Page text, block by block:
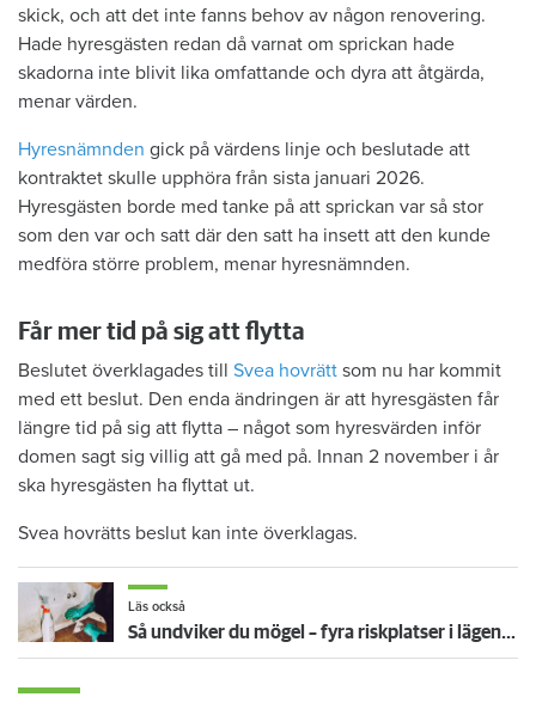
skick, och att det inte fanns behov av någon renovering.
Hade hyresgästen redan då varnat om sprickan hade
skadorna inte blivit lika omfattande och dyra att åtgärda,
menar värden.
Hyresnämnden gick på värdens linje och beslutade att
kontraktet skulle upphöra från sista januari 2026.
Hyresgästen borde med tanke på att sprickan var så stor
som den var och satt där den satt ha insett att den kunde
medföra större problem, menar hyresnämnden.
Får mer tid på sig att flytta
Beslutet överklagades till Svea hovrätt som nu har kommit
med ett beslut. Den enda ändringen är att hyresgästen får
längre tid på sig att flytta – något som hyresvärden inför
domen sagt sig villig att gå med på. Innan 2 november i år
ska hyresgästen ha flyttat ut.
Svea hovrätts beslut kan inte överklagas.
Läs också
Så undviker du mögel – fyra riskplatser i lägenheten: ”Måste städa bort”